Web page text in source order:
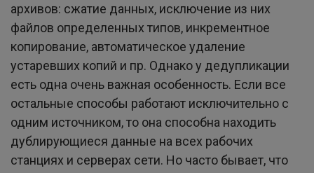
архивов: сжатие данных, исключение из них
файлов определенных типов, инкрементное
копирование, автоматическое удаление
устаревших копий и пр. Однако у дедупликации
есть одна очень важная особенность. Если все
остальные способы работают исключительно с
одним источником, то она способна находить
дублирующиеся данные на всех рабочих
станциях и серверах сети. Но часто бывает, что